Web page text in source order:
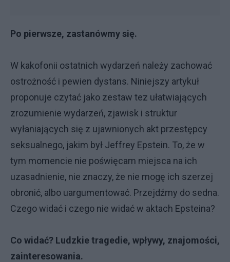
Po pierwsze, zastanówmy się.
W kakofonii ostatnich wydarzeń należy zachować
ostrożność i pewien dystans. Niniejszy artykuł
proponuje czytać jako zestaw tez ułatwiających
zrozumienie wydarzeń, zjawisk i struktur
wyłaniających się z ujawnionych akt przestępcy
seksualnego, jakim był Jeffrey Epstein. To, że w
tym momencie nie poświęcam miejsca na ich
uzasadnienie, nie znaczy, że nie mogę ich szerzej
obronić, albo uargumentować. Przejdźmy do sedna.
Czego widać i czego nie widać w aktach Epsteina?
Co widać? Ludzkie tragedie, wpływy, znajomości,
zainteresowania.